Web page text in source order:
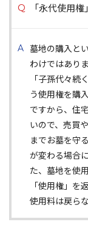
「永代使用
墓地の購入と
わけではありま
「子孫代々続
う使用権を購
ですから、住
いので、売買
までお墓を守
が変わる場合
た、墓地を使
「使用権」を
使用料は戻ら